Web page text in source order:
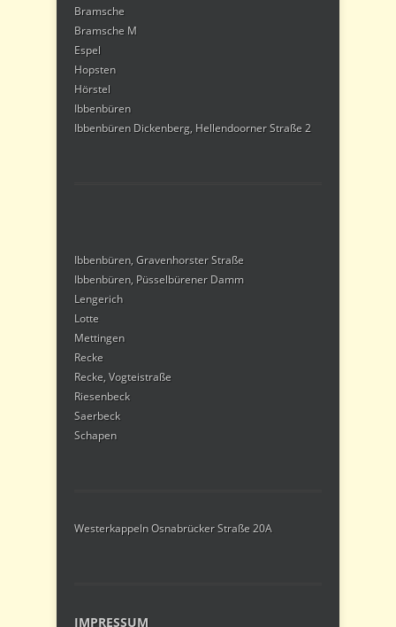
Bramsche
Bramsche M
Espel
Hopsten
Hörstel
Ibbenbüren
Ibbenbüren Dickenberg, Hellendoorner Straße 2
Ibbenbüren, Gravenhorster Straße
Ibbenbüren, Püsselbürener Damm
Lengerich
Lotte
Mettingen
Recke
Recke, Vogteistraße
Riesenbeck
Saerbeck
Schapen
Westerkappeln Osnabrücker Straße 20A
IMPRESSUM